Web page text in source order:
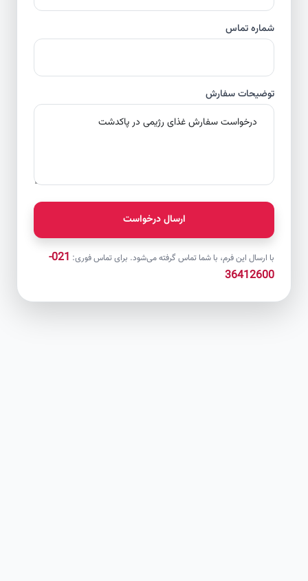
شماره تماس
توضیحات سفارش
ارسال درخواست
با ارسال این فرم، با شما تماس گرفته می‌شود. برای تماس فوری:
021-
36412600